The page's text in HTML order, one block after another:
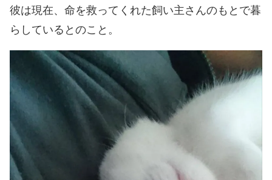
彼は現在、命を救ってくれた飼い主さんのもとで暮
らしているとのこと。